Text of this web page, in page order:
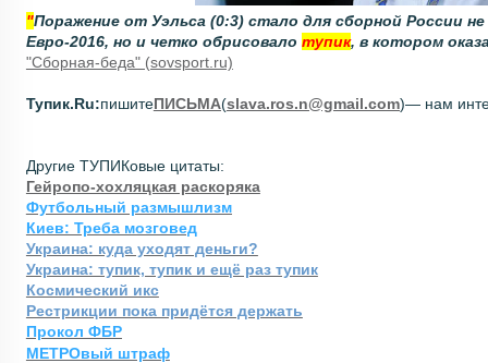
"Поражение от Уэльса (0:3) стало для сборной России
Евро-2016, но и четко обрисовало тупик, в котором
"Сборная-беда" (sovsport.ru)
Тупик.Ru:пишитеПИСЬМА(slava.ros.n@gmail.com)— нам
Другие ТУПИКовые цитаты:
Гейропо-хохляцкая раскоряка
Футбольный размышлизм
Киев: Треба мозговед
Украина: куда уходят деньги?
Украина: тупик, тупик и ещё раз тупик
Космический икс
Рестрикции пока придётся держать
Прокол ФБР
МЕТРОвый штраф